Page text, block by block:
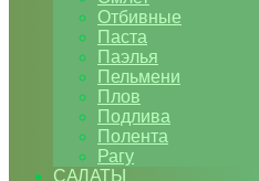
Отбивные
Паста
Паэлья
Пельмени
Плов
Подлива
Полента
Рагу
САЛАТЫ